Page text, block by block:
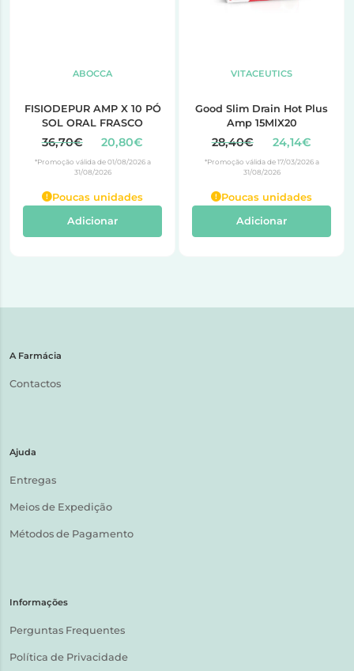
ABOCCA
FISIODEPUR AMP X 10 PÓ
SOL ORAL FRASCO
36,70€ 20,80€
*Promoção válida de 01/08/2026 a
31/08/2026
Poucas unidades
Adicionar
VITACEUTICS
Good Slim Drain Hot Plus
Amp 15MlX20
28,40€ 24,14€
*Promoção válida de 17/03/2026 a
31/08/2026
Poucas unidades
Adicionar
A Farmácia
Contactos
Ajuda
Entregas
Meios de Expedição
Métodos de Pagamento
Informações
Perguntas Frequentes
Política de Privacidade